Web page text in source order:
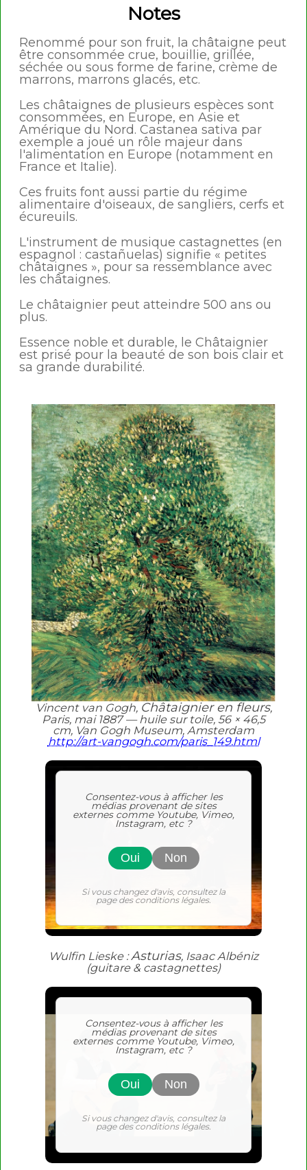
Notes
Renommé pour son fruit, la châtaigne peut
être consommée crue, bouillie, grillée,
séchée ou sous forme de farine, crème de
marrons, marrons glacés, etc.
Les châtaignes de plusieurs espèces sont
consommées, en Europe, en Asie et
Amérique du Nord. Castanea sativa par
exemple a joué un rôle majeur dans
l'alimentation en Europe (notamment en
France et Italie).
Ces fruits font aussi partie du régime
alimentaire d'oiseaux, de sangliers, cerfs et
écureuils.
L'instrument de musique castagnettes (en
espagnol : castañuelas) signifie « petites
châtaignes », pour sa ressemblance avec
les châtaignes.
Le châtaignier peut atteindre 500 ans ou
plus.
Essence noble et durable, le Châtaignier
est prisé pour la beauté de son bois clair et
sa grande durabilité.
Vincent van Gogh, Châtaignier en fleurs,
Paris, mai 1887 — huile sur toile, 56 × 46,5
cm, Van Gogh Museum, Amsterdam
http://art-vangogh.com/paris_149.html
Consentez-vous à afficher les
médias provenant de sites
externes comme Youtube, Vimeo,
Instagram, etc ?
Oui Non
Si vous changez d'avis, consultez la
page des conditions légales.
Wulfin Lieske :Asturias, Isaac Albéniz
(guitare & castagnettes)
Consentez-vous à afficher les
médias provenant de sites
externes comme Youtube, Vimeo,
Instagram, etc ?
Oui Non
Si vous changez d'avis, consultez la
page des conditions légales.